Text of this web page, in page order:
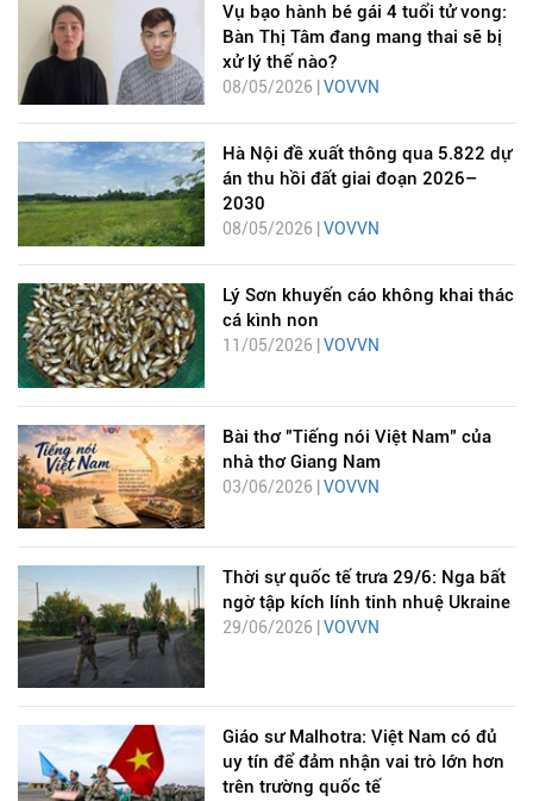
Vụ bạo hành bé gái 4 tuổi tử vong:
Bàn Thị Tâm đang mang thai sẽ bị
xử lý thế nào?
08/05/2026 | VOVVN
Hà Nội đề xuất thông qua 5.822 dự
án thu hồi đất giai đoạn 2026–
2030
08/05/2026 | VOVVN
Lý Sơn khuyến cáo không khai thác
cá kình non
11/05/2026 | VOVVN
Bài thơ "Tiếng nói Việt Nam" của
nhà thơ Giang Nam
03/06/2026 | VOVVN
Thời sự quốc tế trưa 29/6: Nga bất
ngờ tập kích lính tinh nhuệ Ukraine
29/06/2026 | VOVVN
Giáo sư Malhotra: Việt Nam có đủ
uy tín để đảm nhận vai trò lớn hơn
trên trường quốc tế